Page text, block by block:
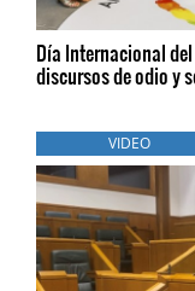
Día Internacional
discursos de odio y
VIDEO